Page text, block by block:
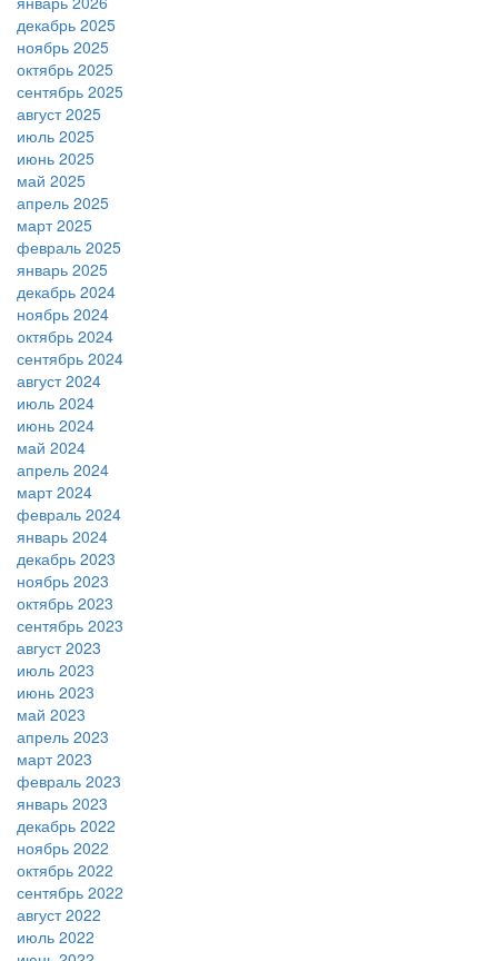
декабрь 2025
ноябрь 2025
октябрь 2025
сентябрь 2025
август 2025
июль 2025
июнь 2025
май 2025
апрель 2025
март 2025
февраль 2025
январь 2025
декабрь 2024
ноябрь 2024
октябрь 2024
сентябрь 2024
август 2024
июль 2024
июнь 2024
май 2024
апрель 2024
март 2024
февраль 2024
январь 2024
декабрь 2023
ноябрь 2023
октябрь 2023
сентябрь 2023
август 2023
июль 2023
июнь 2023
май 2023
апрель 2023
март 2023
февраль 2023
январь 2023
декабрь 2022
ноябрь 2022
октябрь 2022
сентябрь 2022
август 2022
июль 2022